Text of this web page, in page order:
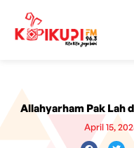
Allahyarham Pak Lah
April 15,